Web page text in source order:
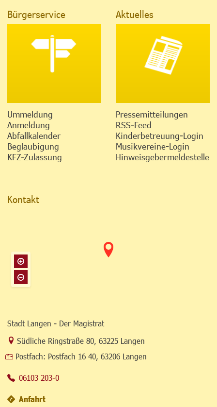
Bürgerservice
Ummeldung
Anmeldung
Abfallkalender
Beglaubigung
KFZ-Zulassung
Aktuelles
Pressemitteilungen
RSS-Feed
Kinderbetreuung-Login
Musikvereine-Login
Hinweisgebermeldestelle
Kontakt
Stadt Langen - Der Magistrat
Link zur Google-Maps Navigation
Südliche Ringstraße 80, 63225 Langen
Postfach: Postfach 16 40, 63206 Langen
06103 203-0
Anfahrt